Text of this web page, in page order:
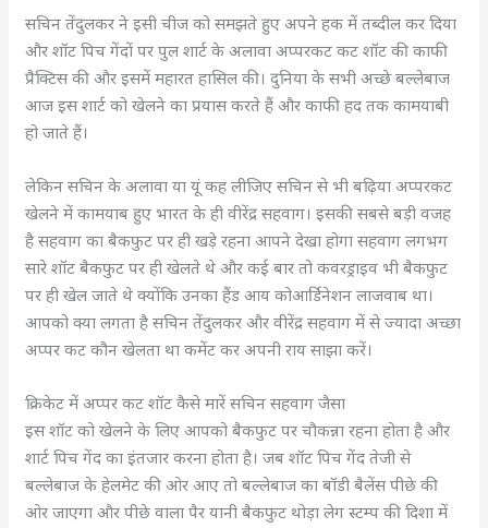
सचिन तेंदुलकर ने इसी चीज को समझते हुए अपने हक में तब्दील कर दिया
और शॉट पिच गेंदों पर पुल शार्ट के अलावा अप्परकट कट शॉट की काफी
प्रैक्टिस की और इसमें महारत हासिल की। दुनिया के सभी अच्छे बल्लेबाज
आज इस शार्ट को खेलने का प्रयास करते हैं और काफी हद तक कामयाबी
हो जाते हैं।
लेकिन सचिन के अलावा या यूं कह लीजिए सचिन से भी बढ़िया अप्परकट
खेलने में कामयाब हुए भारत के ही वीरेंद्र सहवाग। इसकी सबसे बड़ी वजह
है सहवाग का बैकफुट पर ही खड़े रहना आपने देखा होगा सहवाग लगभग
सारे शॉट बैकफुट पर ही खेलते थे और कई बार तो कवरड्राइव भी बैकफुट
पर ही खेल जाते थे क्योंकि उनका हैंड आय कोआर्डिनेशन लाजवाब था।
आपको क्या लगता है सचिन तेंदुलकर और वीरेंद्र सहवाग में से ज्यादा अच्छा
अप्पर कट कौन खेलता था कमेंट कर अपनी राय साझा करें।
क्रिकेट में अप्पर कट शॉट कैसे मारें सचिन सहवाग जैसा
इस शॉट को खेलने के लिए आपको बैकफुट पर चौकन्ना रहना होता है और
शार्ट पिच गेंद का इंतजार करना होता है। जब शॉट पिच गेंद तेजी से
बल्लेबाज के हेलमेट की ओर आए तो बल्लेबाज का बॉडी बैलेंस पीछे की
ओर जाएगा और पीछे वाला पैर यानी बैकफुट थोड़ा लेग स्टम्प की दिशा में